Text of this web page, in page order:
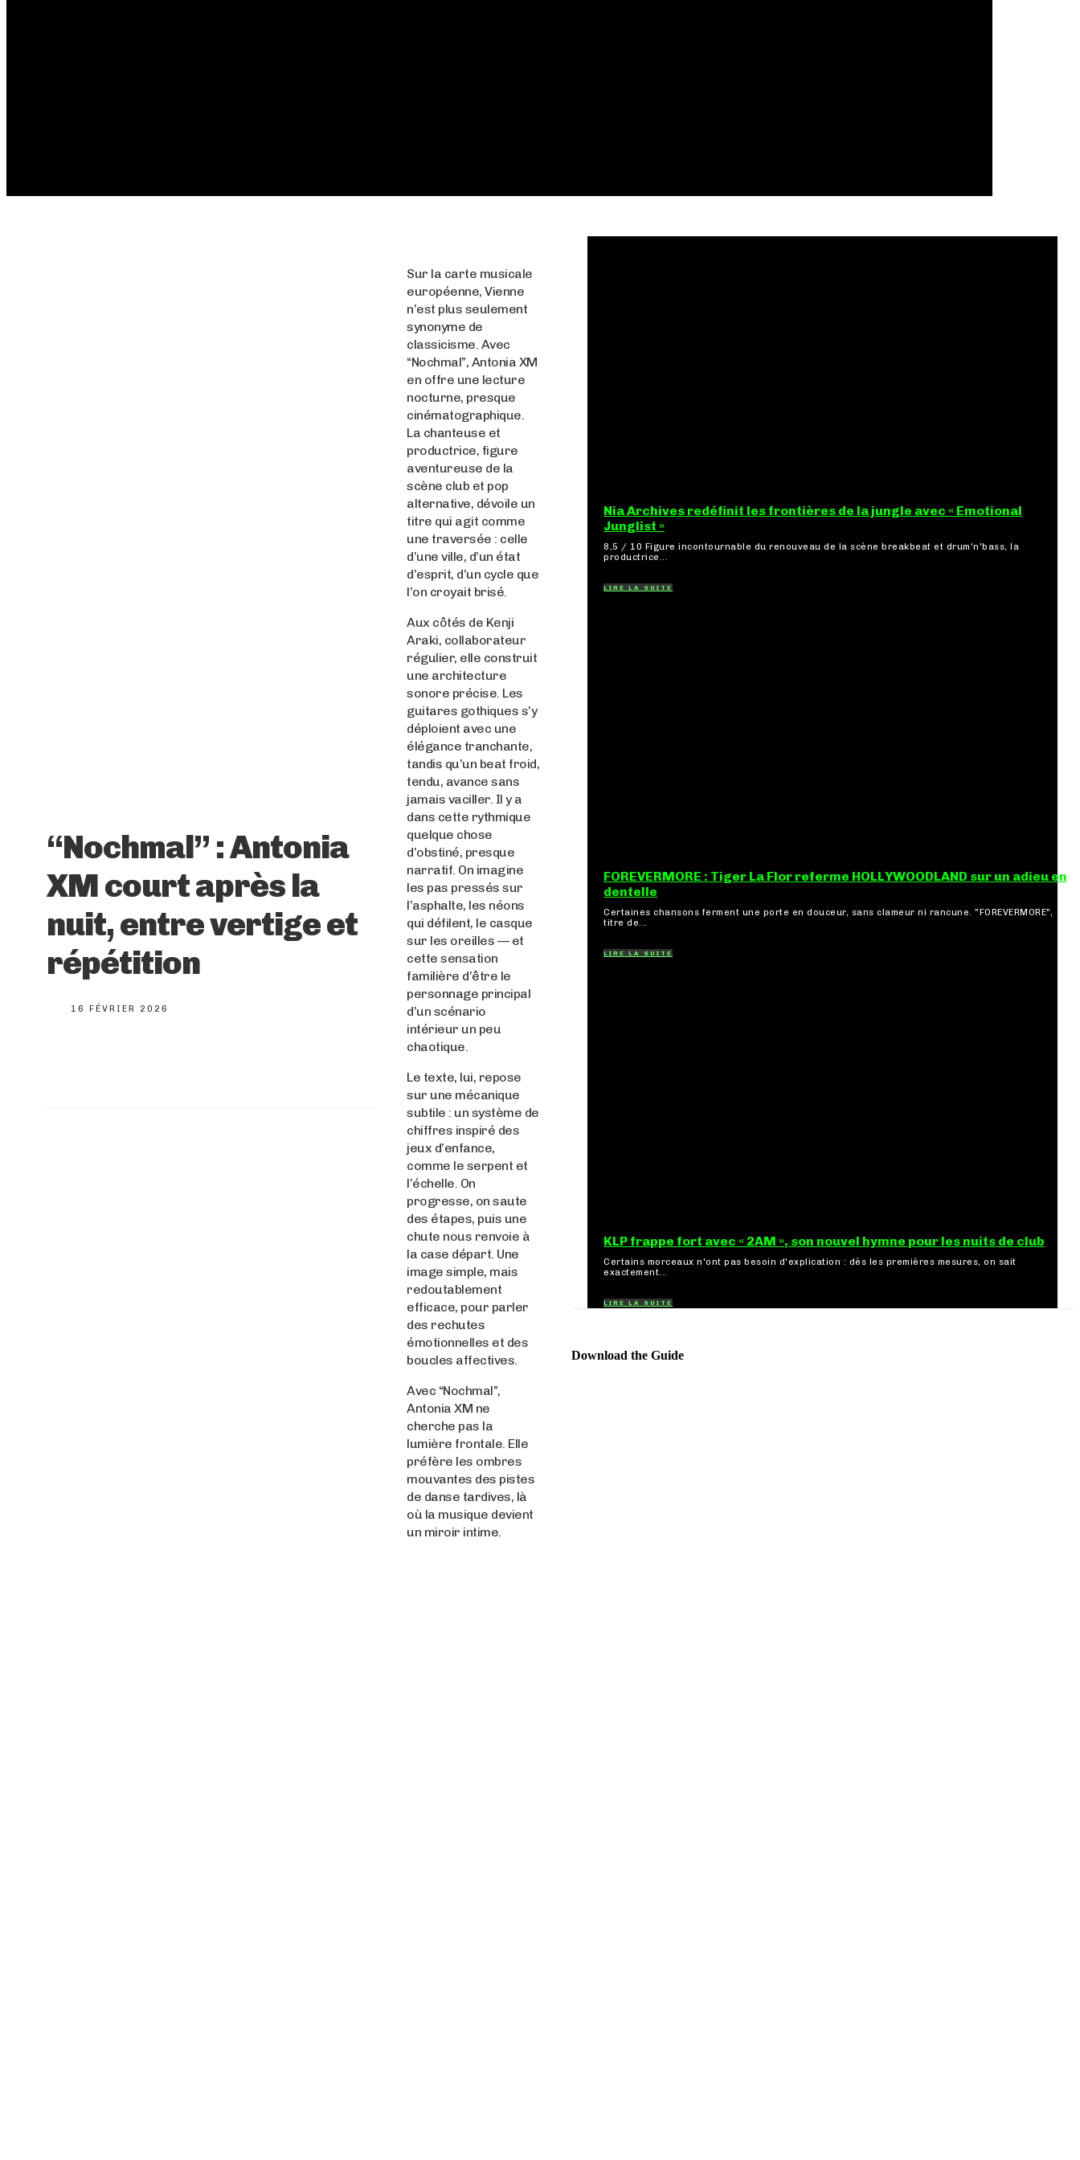
“Nochmal” : Antonia
XM court après la
nuit, entre vertige et
répétition
16 FÉVRIER 2026
Sur la carte musicale
européenne, Vienne
n’est plus seulement
synonyme de
classicisme. Avec
“Nochmal”, Antonia XM
en offre une lecture
nocturne, presque
cinématographique.
La chanteuse et
productrice, figure
aventureuse de la
scène club et pop
alternative, dévoile un
titre qui agit comme
une traversée : celle
d’une ville, d’un état
d’esprit, d’un cycle que
l’on croyait brisé.
Aux côtés de Kenji
Araki, collaborateur
régulier, elle construit
une architecture
sonore précise. Les
guitares gothiques s’y
déploient avec une
élégance tranchante,
tandis qu’un beat froid,
tendu, avance sans
jamais vaciller. Il y a
dans cette rythmique
quelque chose
d’obstiné, presque
narratif. On imagine
les pas pressés sur
l’asphalte, les néons
qui défilent, le casque
sur les oreilles — et
cette sensation
familière d’être le
personnage principal
d’un scénario
intérieur un peu
chaotique.
Le texte, lui, repose
sur une mécanique
subtile : un système de
chiffres inspiré des
jeux d’enfance,
comme le serpent et
l’échelle. On
progresse, on saute
des étapes, puis une
chute nous renvoie à
la case départ. Une
image simple, mais
redoutablement
efficace, pour parler
des rechutes
émotionnelles et des
boucles affectives.
Avec “Nochmal”,
Antonia XM ne
cherche pas la
lumière frontale. Elle
préfère les ombres
mouvantes des pistes
de danse tardives, là
où la musique devient
un miroir intime.
Nia Archives redéfinit les frontières de la jungle avec « Emotional
Junglist »
8,5 / 10 Figure incontournable du renouveau de la scène breakbeat et drum'n'bass, la
productrice...
LIRE LA SUITE
FOREVERMORE : Tiger La Flor referme HOLLYWOODLAND sur un adieu en
dentelle
Certaines chansons ferment une porte en douceur, sans clameur ni rancune. "FOREVERMORE",
titre de...
LIRE LA SUITE
KLP frappe fort avec « 2AM », son nouvel hymne pour les nuits de club
Certains morceaux n'ont pas besoin d'explication : dès les premières mesures, on sait
exactement...
LIRE LA SUITE
Download the Guide